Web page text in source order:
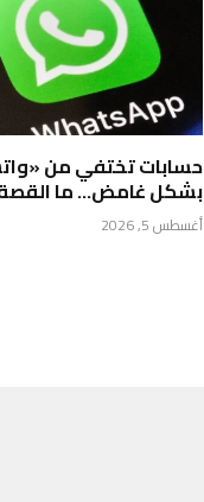
حسابات تختفي من
بشكل غامض… ما
أغسطس 5, 2026